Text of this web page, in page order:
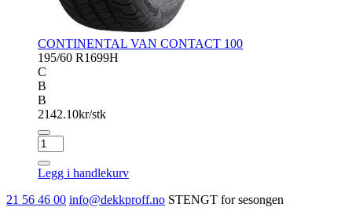
CONTINENTAL VAN CONTACT 100
195/60 R1699H
C
B
B
2142.10kr/stk
CONTINENTAL
VAN
CONTACT
100
antall
Legg i handlekurv
21 56 46 00 info@dekkproff.no STENGT for sesongen